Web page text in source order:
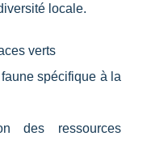
locale.
verts
spécifique à la
des ressources